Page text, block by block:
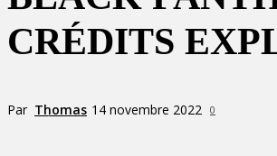
CRÉDITS
Par Thomas 14 novembre 2022 0